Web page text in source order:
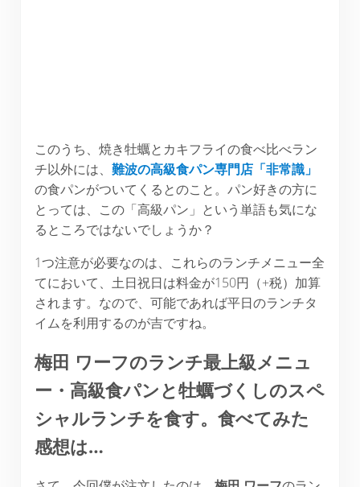
このうち、焼き牡蠣とカキフライの食べ比べラン
チ以外には、 難波の高級食パン専門店「非常識」
の食パンがついてくるとのこと。パン好きの方に
とっては、この「高級パン」という単語も気にな
るところではないでしょうか？
1つ注意が必要なのは、これらのランチメニュー全
てにおいて、土日祝日は料金が150円（+税）加算
されます。なので、可能であれば平日のランチタ
イムを利用するのが吉ですね。
梅田 ワーフのランチ最上級メニュ
ー・高級食パンと牡蠣づくしのスペ
シャルランチを食す。食べてみた
感想は…